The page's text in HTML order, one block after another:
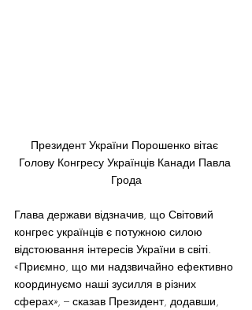
Президент України Порошенко вітає
Голову Конгресу Українців Канади Павла
Грода
Глава держави відзначив, що Світовий
конгрес українців є потужною силою
відстоювання інтересів України в світі.
«Приємно, що ми надзвичайно ефективно
координуємо наші зусилля в різних
сферах», – сказав Президент, додавши,